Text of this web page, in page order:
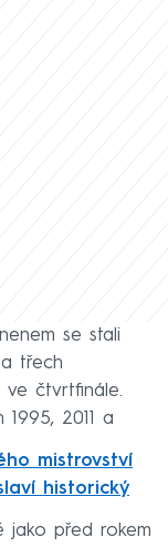
se stali
třech
ve čtvrtfinále.
2011 a
mistrovství
historický
jako před rokem